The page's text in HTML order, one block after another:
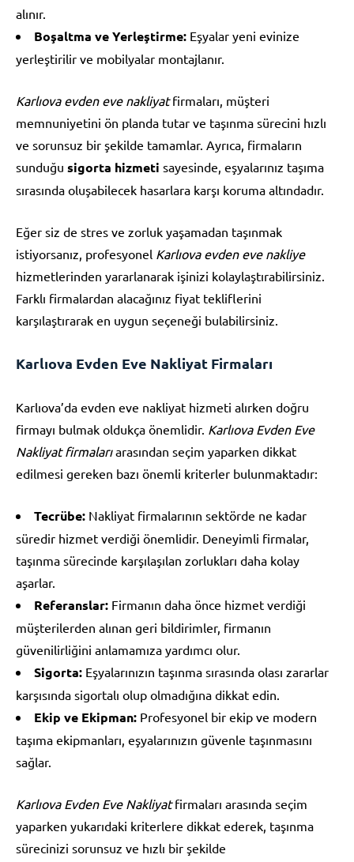
alınır.
Boşaltma ve Yerleştirme: Eşyalar yeni evinize
yerleştirilir ve mobilyalar montajlanır.
Karlıova evden eve nakliyatfirmaları, müşteri
memnuniyetini ön planda tutar ve taşınma sürecini hızlı
ve sorunsuz bir şekilde tamamlar. Ayrıca, firmaların
sunduğu sigorta hizmeti sayesinde, eşyalarınız taşıma
sırasında oluşabilecek hasarlara karşı koruma altındadır.
Eğer siz de stres ve zorluk yaşamadan taşınmak
istiyorsanız, profesyonel Karlıova evden eve nakliye
hizmetlerinden yararlanarak işinizi kolaylaştırabilirsiniz.
Farklı firmalardan alacağınız fiyat tekliflerini
karşılaştırarak en uygun seçeneği bulabilirsiniz.
Karlıova Evden Eve Nakliyat Firmaları
Karlıova’da evden eve nakliyat hizmeti alırken doğru
firmayı bulmak oldukça önemlidir. Karlıova Evden Eve
Nakliyat firmalarıarasından seçim yaparken dikkat
edilmesi gereken bazı önemli kriterler bulunmaktadır:
Tecrübe: Nakliyat firmalarının sektörde ne kadar
süredir hizmet verdiği önemlidir. Deneyimli firmalar,
taşınma sürecinde karşılaşılan zorlukları daha kolay
aşarlar.
Referanslar: Firmanın daha önce hizmet verdiği
müşterilerden alınan geri bildirimler, firmanın
güvenilirliğini anlamamıza yardımcı olur.
Sigorta: Eşyalarınızın taşınma sırasında olası zararlar
karşısında sigortalı olup olmadığına dikkat edin.
Ekip ve Ekipman: Profesyonel bir ekip ve modern
taşıma ekipmanları, eşyalarınızın güvenle taşınmasını
sağlar.
Karlıova Evden Eve Nakliyatfirmaları arasında seçim
yaparken yukarıdaki kriterlere dikkat ederek, taşınma
sürecinizi sorunsuz ve hızlı bir şekilde